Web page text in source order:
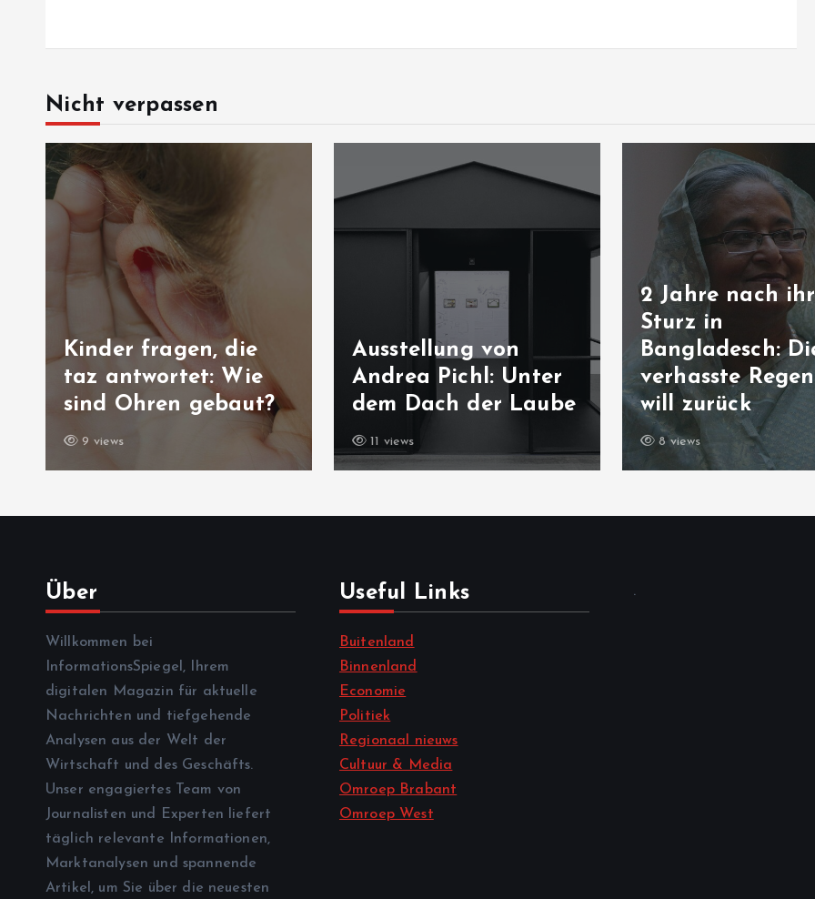
Nicht verpassen
Kinder fragen, die
taz antwortet: Wie
sind Ohren gebaut?
9 views
Ausstellung von
Andrea Pichl: Unter
dem Dach der Laube
11 views
2 Jahre nach
Sturz in
Bangladesch:
verhasste
will zurück
8 views
Über
Willkommen bei
InformationsSpiegel, Ihrem
digitalen Magazin für aktuelle
Nachrichten und tiefgehende
Analysen aus der Welt der
Wirtschaft und des Geschäfts.
Unser engagiertes Team von
Journalisten und Experten liefert
täglich relevante Informationen,
Marktanalysen und spannende
Artikel, um Sie über die neuesten
Useful Links
Buitenland
Binnenland
Economie
Politiek
Regionaal nieuws
Cultuur & Media
Omroep Brabant
Omroep West
.